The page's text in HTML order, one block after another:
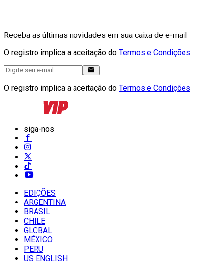
Receba as últimas novidades em sua caixa de e-mail
O registro implica a aceitação do Termos e Condições
O registro implica a aceitação do Termos e Condições
siga-nos
EDIÇÕES
ARGENTINA
BRASIL
CHILE
GLOBAL
MÉXICO
PERU
US ENGLISH